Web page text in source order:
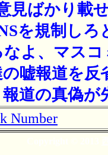
見ばかり載
を規制しろ
よ、マスコ
嘘報道を
報道の真偽
Number